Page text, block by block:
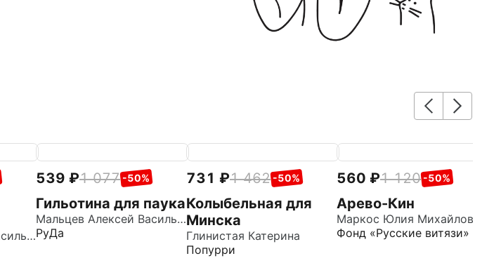
Мальцев Алексей Васильевич
539 1 077 -50%
Гильотина для паука
Мальцев Алексей Васильевич
РуДа
731 1 462 -50%
Колыбельная для
Минска
Глинистая Катерина
Попурри
560 1 120 -50%
Арево-Кин
Маркос Юлия Михайловна
Фонд «Русские витязи»